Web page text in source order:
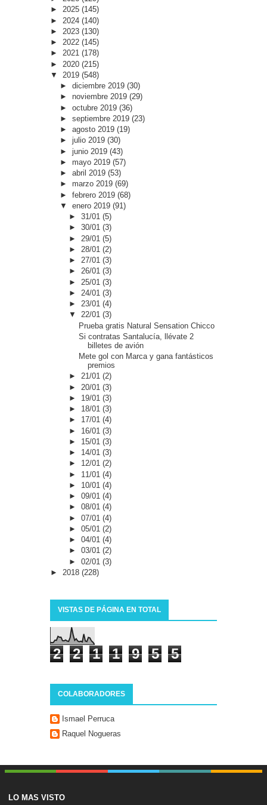
► 2025 (145)
► 2024 (140)
► 2023 (130)
► 2022 (145)
► 2021 (178)
► 2020 (215)
▼ 2019 (548)
► diciembre 2019 (30)
► noviembre 2019 (29)
► octubre 2019 (36)
► septiembre 2019 (23)
► agosto 2019 (19)
► julio 2019 (30)
► junio 2019 (43)
► mayo 2019 (57)
► abril 2019 (53)
► marzo 2019 (69)
► febrero 2019 (68)
▼ enero 2019 (91)
►31/01(5)
►30/01(3)
► 29/01(5)
► 28/01(2)
►27/01(3)
►26/01(3)
► 25/01(3)
► 24/01(3)
►23/01(4)
▼22/01(3)
Prueba gratis Natural Sensation Chicco
Si contratas Santalucía, llévate 2
billetes de avión
Mete gol con Marca y gana fantásticos
premios
►21/01(2)
► 20/01(3)
► 19/01(3)
► 18/01(3)
► 17/01(4)
► 16/01(3)
► 15/01(3)
► 14/01(3)
► 12/01(2)
► 11/01(4)
► 10/01(4)
►09/01(4)
►08/01(4)
►07/01(4)
►05/01(2)
►04/01(4)
►03/01(2)
►02/01(3)
► 2018 (228)
VISTAS DE PÁGINA EN TOTAL
2 2 1 1 9 5 5
COLABORADORES
Ismael Perruca
Raquel Nogueras
LO MAS VISTO